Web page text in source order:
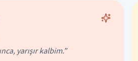
yarışır kalbim.”